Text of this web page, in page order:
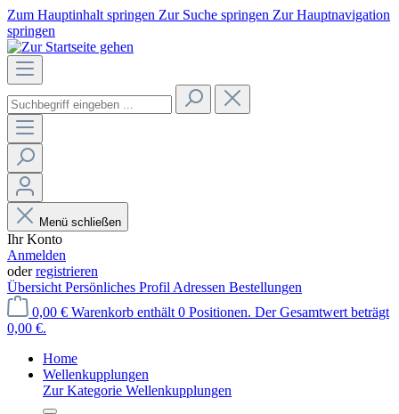
Zum Hauptinhalt springen Zur Suche springen Zur Hauptnavigation
springen
Menü schließen
Ihr Konto
Anmelden
oderregistrieren
Übersicht Persönliches Profil Adressen Bestellungen
0,00 € Warenkorb enthält 0 Positionen. Der Gesamtwert beträgt
0,00 €.
Home
Wellenkupplungen
Zur Kategorie Wellenkupplungen